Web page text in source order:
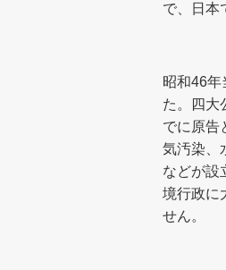
で、日本
昭和46年
た。四大
でに原告
気汚染、
などが設
境行政に
せん。